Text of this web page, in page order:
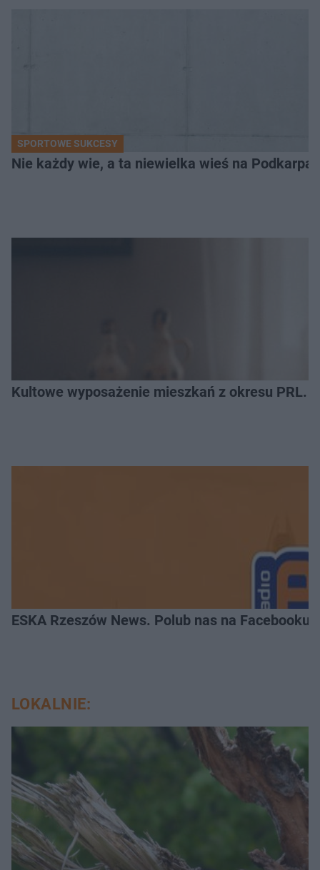
SPORTOWE SUKCESY
Nie każdy wie, a ta niewielka wieś na
Kultowe wyposażenie mieszkań z okresu PRL.
ESKA Rzeszów News. Polub nas na Facebooku!
LOKALNIE: